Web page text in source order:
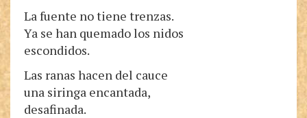
La fuente no tiene trenzas.
Ya se han quemado los nidos
escondidos.
Las ranas hacen del cauce
una siringa encantada,
desafinada.